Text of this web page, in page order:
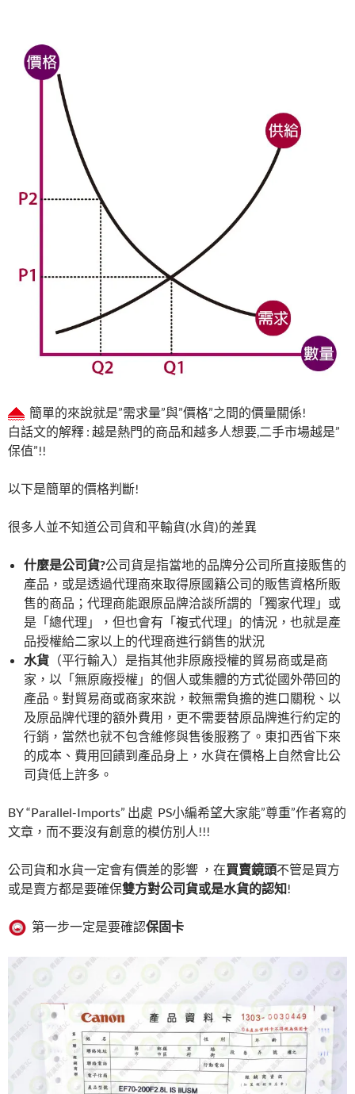
簡單的來說就是”需求量”與”價格”之間的價量關係!
白話文的解釋 : 越是熱門的商品和越多人想要,二手市場越是”
保值”!!
以下是簡單的價格判斷!
很多人並不知道公司貨和平輸貨(水貨)的差異
什麼是公司貨?公司貨是指當地的品牌分公司所直接販售的
產品，或是透過代理商來取得原國籍公司的販售資格所販
售的商品；代理商能跟原品牌洽談所謂的「獨家代理」或
是「總代理」，但也會有「複式代理」的情況，也就是產
品授權給二家以上的代理商進行銷售的狀況
水貨 （平行輸入）是指其他非原廠授權的貿易商或是商
家，以「無原廠授權」的個人或集體的方式從國外帶回的
產品。對貿易商或商家來說，較無需負擔的進口關稅、以
及原品牌代理的額外費用，更不需要替原品牌進行約定的
行銷，當然也就不包含維修與售後服務了。東扣西省下來
的成本、費用回饋到產品身上，水貨在價格上自然會比公
司貨低上許多。
BY “Parallel-Imports” 出處 PS小編希望大家能”尊重”作者寫的
文章，而不要沒有創意的模仿別人!!!
公司貨和水貨一定會有價差的影響 ，在買賣鏡頭不管是買方
或是賣方都是要確保雙方對公司貨或是水貨的認知!
第一步一定是要確認保固卡